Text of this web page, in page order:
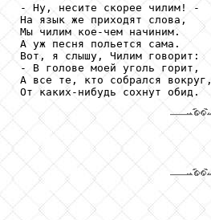
- Ну, несите скорее чилим! -
На язык же приходят слова,
Мы чилим кое-чем начиним.
А уж песня польется сама.
Вот, я слышу, Чилим говорит:
- В голове моей уголь горит,
А все те, кто собрался вокруг,
От каких-нибудь сохнут обид.